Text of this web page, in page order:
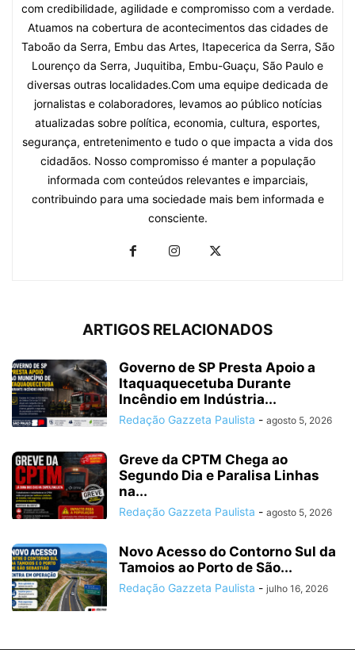
com credibilidade, agilidade e compromisso com a verdade.
Atuamos na cobertura de acontecimentos das cidades de
Taboão da Serra, Embu das Artes, Itapecerica da Serra, São
Lourenço da Serra, Juquitiba, Embu-Guaçu, São Paulo e
diversas outras localidades.Com uma equipe dedicada de
jornalistas e colaboradores, levamos ao público notícias
atualizadas sobre política, economia, cultura, esportes,
segurança, entretenimento e tudo o que impacta a vida dos
cidadãos. Nosso compromisso é manter a população
informada com conteúdos relevantes e imparciais,
contribuindo para uma sociedade mais bem informada e
consciente.
ARTIGOS RELACIONADOS
Governo de SP Presta Apoio a
Itaquaquecetuba Durante
Incêndio em Indústria...
Redação Gazzeta Paulista - agosto 5, 2026
Greve da CPTM Chega ao
Segundo Dia e Paralisa Linhas
na...
Redação Gazzeta Paulista - agosto 5, 2026
Novo Acesso do Contorno Sul da
Tamoios ao Porto de São...
Redação Gazzeta Paulista - julho 16, 2026